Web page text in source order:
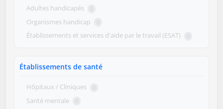
Adultes handicapés 0
Organismes handicap 0
Établissements et services d'aide par le travail (ESAT) 0
Établissements de santé
Hôpitaux / Cliniques 0
Santé mentale 0